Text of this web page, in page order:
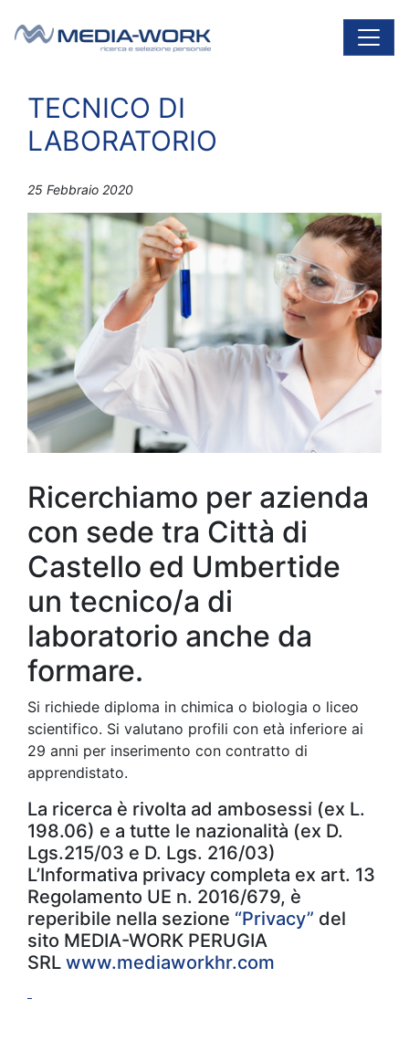
Navigazione principale
TECNICO DI
LABORATORIO
25 Febbraio 2020
Ricerchiamo per azienda
con sede tra Città di
Castello ed Umbertide
un tecnico/a di
laboratorio anche da
formare.
Si richiede diploma in chimica o biologia o liceo
scientifico. Si valutano profili con età inferiore ai
29 anni per inserimento con contratto di
apprendistato.
La ricerca è rivolta ad ambosessi (ex L.
198.06) e a tutte le nazionalità (ex D.
Lgs.215/03 e D. Lgs. 216/03)
L’Informativa privacy completa ex art. 13
Regolamento UE n. 2016/679, è
reperibile nella sezione “Privacy” del
sito MEDIA-WORK PERUGIA
SRL www.mediaworkhr.com